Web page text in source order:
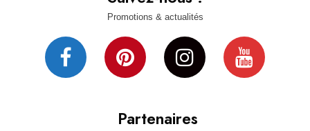
Partenaires
Promotions & actualités